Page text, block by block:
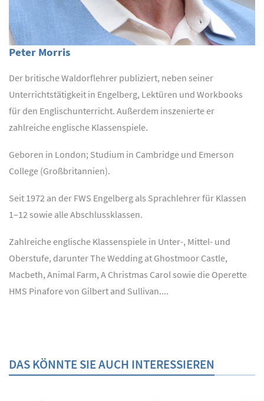
Peter Morris
Der britische Waldorflehrer publiziert, neben seiner
Unterrichtstätigkeit in Engelberg, Lektüren und Workbooks
für den Englischunterricht. Außerdem inszenierte er
zahlreiche englische Klassenspiele.
Geboren in London; Studium in Cambridge und Emerson
College (Großbritannien).
Seit 1972 an der FWS Engelberg als Sprachlehrer für Klassen
1–12 sowie alle Abschlussklassen.
Zahlreiche englische Klassenspiele in Unter-, Mittel- und
Oberstufe, darunter The Wedding at Ghostmoor Castle,
Macbeth, Animal Farm, A Christmas Carol sowie die Operette
HMS Pinafore von Gilbert and Sullivan....
DAS KÖNNTE SIE AUCH INTERESSIEREN